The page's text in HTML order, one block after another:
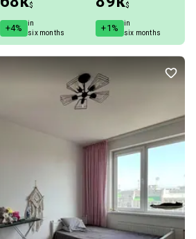
$
+4%
in
six months
$
+1%
in
six months